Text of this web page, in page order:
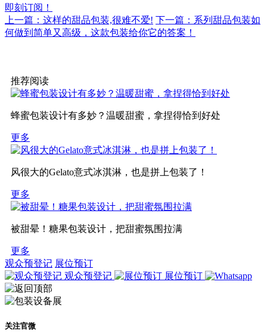
即刻订阅！
上一篇：这样的甜品包装,很难不爱! 下一篇：系列甜品包装如
何做到简单又高级，这款包装给你它的答案！
推荐阅读
蜂蜜包装设计有多妙？温暖甜蜜，拿捏得恰到好处
更多
风很大的Gelato意式冰淇淋，也是拼上包装了！
更多
被甜晕！糖果包装设计，把甜蜜氛围拉满
更多
观众预登记 展位预订
观众预登记
展位预订
关注官微